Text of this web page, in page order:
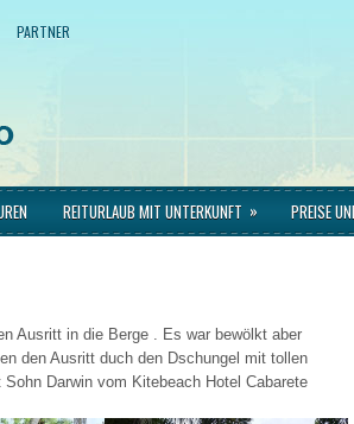
PARTNER
REITURLAUB MIT UNTERKUNFT » PREISE
Ausritt in die Berge . Es war bewölkt aber
den Ausritt duch den Dschungel mit tollen
Darwin vom Kitebeach Hotel Cabarete